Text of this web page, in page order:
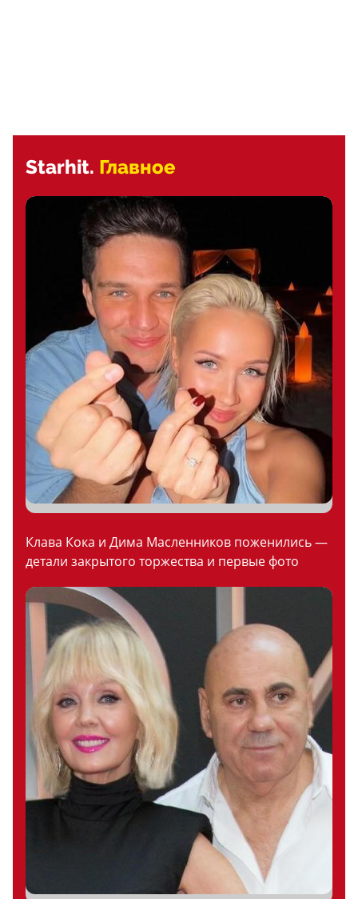
Starhit. Главное
Клава Кока и Дима Масленников поженились —
детали закрытого торжества и первые фото